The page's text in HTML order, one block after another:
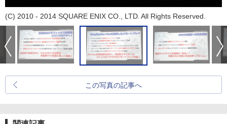
(C) 2010 - 2014 SQUARE ENIX CO., LTD. All Rights Reserved.
この写真の記事へ